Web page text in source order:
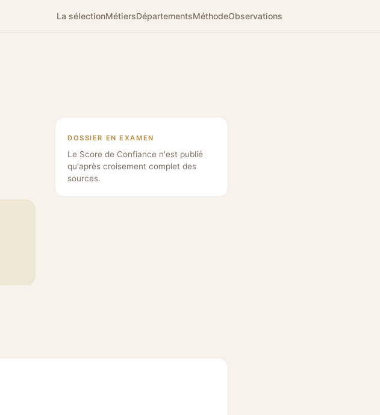
La sélectionMétiersDépartementsMéthodeObservations
DOSSIER EN EXAMEN
Le Score de Confiance n'est publié
qu'après croisement complet des
sources.